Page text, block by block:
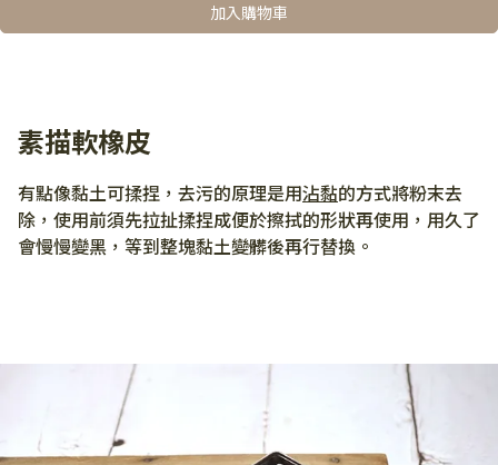
加入購物車
素描軟橡皮
有點像黏土可揉捏，去污的原理是用沾黏的方式將粉末去
除，使用前須先拉扯揉捏成便於擦拭的形狀再使用，用久了
會慢慢變黑，等到整塊黏土變髒後再行替換。